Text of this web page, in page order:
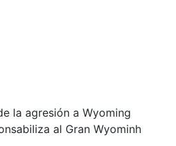
la agresión a Wyoming
al Gran Wyominh